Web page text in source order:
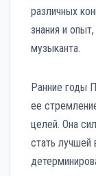
различных
знания и
музыканта.
Ранние годы
ее
целей. Она
стать лучшей